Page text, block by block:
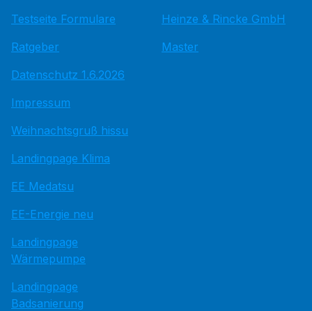
Testseite Formulare
Ratgeber
Datenschutz 1.6.2026
Impressum
Weihnachtsgruß hissu
Landingpage Klima
EE Medatsu
EE-Energie neu
Landingpage
Wärmepumpe
Landingpage
Badsanierung
Heinze & Rincke GmbH
Master